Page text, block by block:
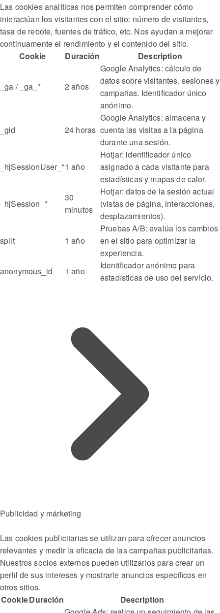
Las cookies analíticas nos permiten comprender cómo
interactúan los visitantes con el sitio: número de visitantes,
tasa de rebote, fuentes de tráfico, etc. Nos ayudan a mejorar
continuamente el rendimiento y el contenido del sitio.
Cookie
Duración Description
_ga / _ga_* 2 años
Google Analytics: cálculo de
datos sobre visitantes, sesiones y
campañas. Identificador único
anónimo.
_gid 24 horas
Google Analytics: almacena y
cuenta las visitas a la página
durante una sesión.
_hjSessionUser_*1 año
Hotjar: identificador único
asignado a cada visitante para
estadísticas y mapas de calor.
_hjSession_*
30
minutos
Hotjar: datos de la sesión actual
(vistas de página, interacciones,
desplazamientos).
split 1 año
Pruebas A/B: evalúa los cambios
en el sitio para optimizar la
experiencia.
anonymous_id
1 año
Identificador anónimo para
estadísticas de uso del servicio.
Publicidad y márketing
Las cookies publicitarias se utilizan para ofrecer anuncios
relevantes y medir la eficacia de las campañas publicitarias.
Nuestros socios externos pueden utilizarlos para crear un
perfil de sus intereses y mostrarle anuncios específicos en
otros sitios.
CookieDuración
Description